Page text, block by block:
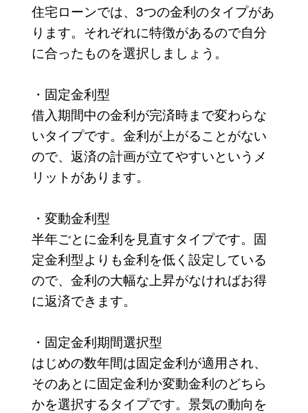
住宅ローンでは、3つの金利のタイプがあ
ります。それぞれに特徴があるので自分
に合ったものを選択しましょう。
・固定金利型
借入期間中の金利が完済時まで変わらな
いタイプです。金利が上がることがない
ので、返済の計画が立てやすいというメ
リットがあります。
・変動金利型
半年ごとに金利を見直すタイプです。固
定金利型よりも金利を低く設定している
ので、金利の大幅な上昇がなければお得
に返済できます。
・固定金利期間選択型
はじめの数年間は固定金利が適用され、
そのあとに固定金利か変動金利のどちら
かを選択するタイプです。景気の動向を